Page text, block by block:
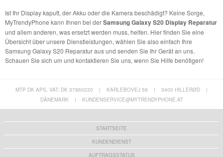
Ist Ihr Display kaputt, der Akku oder die Kamera beschädigt? Keine Sorge,
MyTrendyPhone kann Ihnen bei derSamsung Galaxy S20 Display Reparatur
und allem anderen, was ersetzt werden muss, helfen. Hier finden Sie eine
Übersicht über unsere Dienstleistungen, wählen Sie also einfach Ihre
Samsung Galaxy S20 Reparatur aus und senden Sie Ihr Gerät an uns.
Schauen Sie sich um und kontaktieren Sie uns, wenn Sie Hilfe benötigen!
MTP DK APS, VAT: DK 37860220 | KARLEBOVEJ 59 | 3400 HILLERØD
|
DÄNEMARK
| KUNDENSERVICE@MYTRENDYPHONE.AT
STARTSEITE
KUNDENDIENST
AUFTRAGSSTATUS